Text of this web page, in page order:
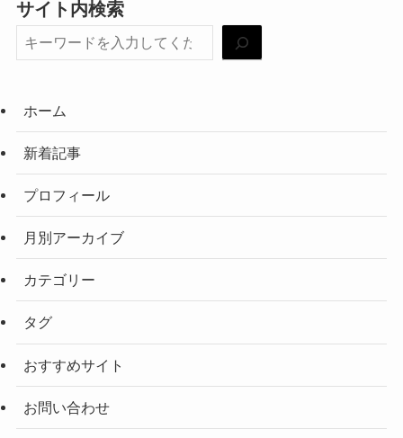
サイト内検索
ホーム
新着記事
プロフィール
月別アーカイブ
カテゴリー
タグ
おすすめサイト
お問い合わせ